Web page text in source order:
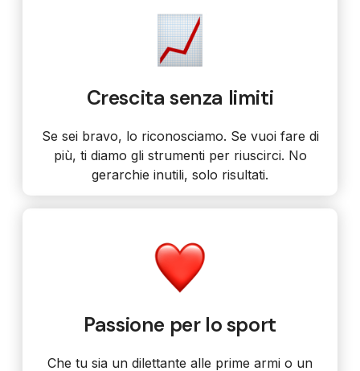
Crescita senza limiti
Se sei bravo, lo riconosciamo. Se vuoi fare di
più, ti diamo gli strumenti per riuscirci. No
gerarchie inutili, solo risultati.
Passione per lo sport
Che tu sia un dilettante alle prime armi o un